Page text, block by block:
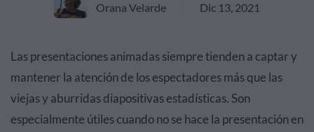
Orana Velarde Dic 13, 2021
Las presentaciones animadas siempre tienden a captar y
mantener la atención de los espectadores más que las
viejas y aburridas diapositivas estadísticas. Son
especialmente útiles cuando no se hace la presentación en